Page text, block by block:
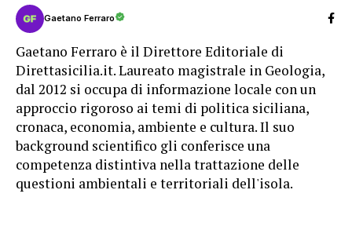
Gaetano Ferraro
Gaetano Ferraro è il Direttore Editoriale di
Direttasicilia.it. Laureato magistrale in Geologia,
dal 2012 si occupa di informazione locale con un
approccio rigoroso ai temi di politica siciliana,
cronaca, economia, ambiente e cultura. Il suo
background scientifico gli conferisce una
competenza distintiva nella trattazione delle
questioni ambientali e territoriali dell'isola.